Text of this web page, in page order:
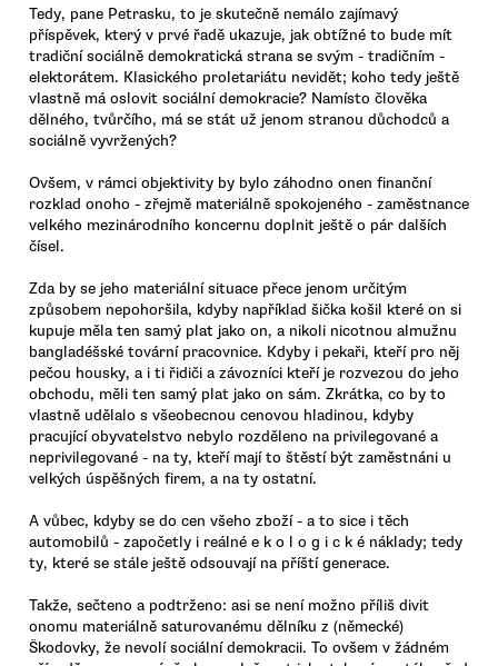
Tedy, pane Petrasku, to je skutečně nemálo zajímavý
příspěvek, který v prvé řadě ukazuje, jak obtížné to bude mít
tradiční sociálně demokratická strana se svým - tradičním -
elektorátem. Klasického proletariátu nevidět; koho tedy ještě
vlastně má oslovit sociální demokracie? Namísto člověka
dělného, tvůrčího, má se stát už jenom stranou důchodců a
sociálně vyvržených?
Ovšem, v rámci objektivity by bylo záhodno onen finanční
rozklad onoho - zřejmě materiálně spokojeného - zaměstnance
velkého mezinárodního koncernu doplnit ještě o pár dalších
čísel.
Zda by se jeho materiální situace přece jenom určitým
způsobem nepohoršila, kdyby například šička košil které on si
kupuje měla ten samý plat jako on, a nikoli nicotnou almužnu
bangladéšské tovární pracovnice. Kdyby i pekaři, kteří pro něj
pečou housky, a i ti řidiči a závozníci kteří je rozvezou do jeho
obchodu, měli ten samý plat jako on sám. Zkrátka, co by to
vlastně udělalo s všeobecnou cenovou hladinou, kdyby
pracující obyvatelstvo nebylo rozděleno na privilegované a
neprivilegované - na ty, kteří mají to štěstí být zaměstnáni u
velkých úspěšných firem, a na ty ostatní.
A vůbec, kdyby se do cen všeho zboží - a to sice i těch
automobilů - započetly i reálné e k o l o g i c k é náklady; tedy
ty, které se stále ještě odsouvají na příští generace.
Takže, sečteno a podtrženo: asi se není možno příliš divit
onomu materiálně saturovanému dělníku z (německé)
Škodovky, že nevolí sociální demokracii. To ovšem v žádném